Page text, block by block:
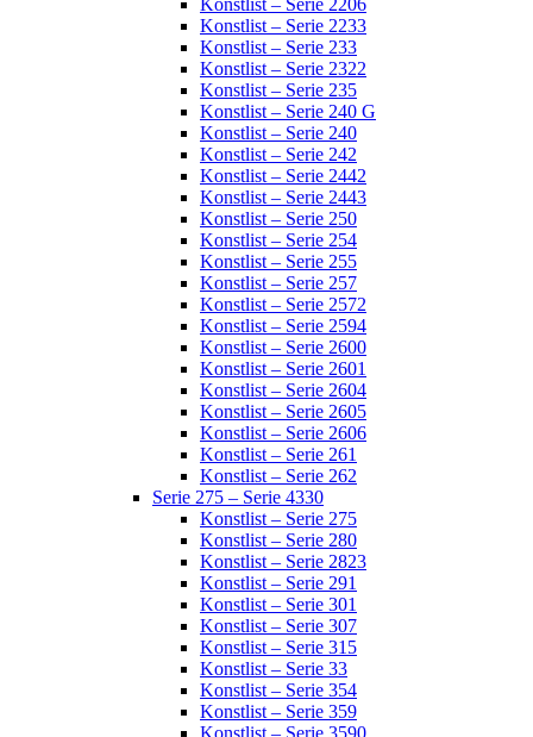
Konstlist – Serie 2206
Konstlist – Serie 2233
Konstlist – Serie 233
Konstlist – Serie 2322
Konstlist – Serie 235
Konstlist – Serie 240 G
Konstlist – Serie 240
Konstlist – Serie 242
Konstlist – Serie 2442
Konstlist – Serie 2443
Konstlist – Serie 250
Konstlist – Serie 254
Konstlist – Serie 255
Konstlist – Serie 257
Konstlist – Serie 2572
Konstlist – Serie 2594
Konstlist – Serie 2600
Konstlist – Serie 2601
Konstlist – Serie 2604
Konstlist – Serie 2605
Konstlist – Serie 2606
Konstlist – Serie 261
Konstlist – Serie 262
Serie 275 – Serie 4330
Konstlist – Serie 275
Konstlist – Serie 280
Konstlist – Serie 2823
Konstlist – Serie 291
Konstlist – Serie 301
Konstlist – Serie 307
Konstlist – Serie 315
Konstlist – Serie 33
Konstlist – Serie 354
Konstlist – Serie 359
Konstlist – Serie 3590